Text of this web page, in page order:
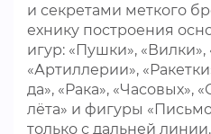
и секретами меткого
ехнику построения
игур: «Пушки», «Вилки»,
«Артиллерии»,
да», «Рака», «Часовых»,
лёта» и фигуры
только с дальней